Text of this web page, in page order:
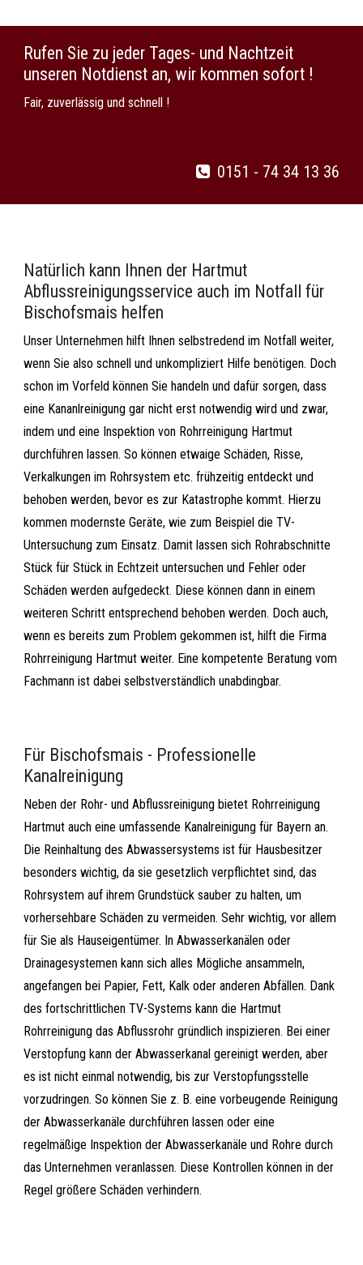
Rufen Sie zu jeder Tages- und Nachtzeit
unseren Notdienst an, wir kommen sofort !
Fair, zuverlässig und schnell !
0151 - 74 34 13 36
Natürlich kann Ihnen der Hartmut
Abflussreinigungsservice auch im Notfall für
Bischofsmais helfen
Unser Unternehmen hilft Ihnen selbstredend im Notfall weiter,
wenn Sie also schnell und unkompliziert Hilfe benötigen. Doch
schon im Vorfeld können Sie handeln und dafür sorgen, dass
eine Kananlreinigung gar nicht erst notwendig wird und zwar,
indem und eine Inspektion von Rohrreinigung Hartmut
durchführen lassen. So können etwaige Schäden, Risse,
Verkalkungen im Rohrsystem etc. frühzeitig entdeckt und
behoben werden, bevor es zur Katastrophe kommt. Hierzu
kommen modernste Geräte, wie zum Beispiel die TV-
Untersuchung zum Einsatz. Damit lassen sich Rohrabschnitte
Stück für Stück in Echtzeit untersuchen und Fehler oder
Schäden werden aufgedeckt. Diese können dann in einem
weiteren Schritt entsprechend behoben werden. Doch auch,
wenn es bereits zum Problem gekommen ist, hilft die Firma
Rohrreinigung Hartmut weiter. Eine kompetente Beratung vom
Fachmann ist dabei selbstverständlich unabdingbar.
Für Bischofsmais - Professionelle
Kanalreinigung
Neben der Rohr- und Abflussreinigung bietet Rohrreinigung
Hartmut auch eine umfassende Kanalreinigung für Bayern an.
Die Reinhaltung des Abwassersystems ist für Hausbesitzer
besonders wichtig, da sie gesetzlich verpflichtet sind, das
Rohrsystem auf ihrem Grundstück sauber zu halten, um
vorhersehbare Schäden zu vermeiden. Sehr wichtig, vor allem
für Sie als Hauseigentümer. In Abwasserkanälen oder
Drainagesystemen kann sich alles Mögliche ansammeln,
angefangen bei Papier, Fett, Kalk oder anderen Abfällen. Dank
des fortschrittlichen TV-Systems kann die Hartmut
Rohrreinigung das Abflussrohr gründlich inspizieren. Bei einer
Verstopfung kann der Abwasserkanal gereinigt werden, aber
es ist nicht einmal notwendig, bis zur Verstopfungsstelle
vorzudringen. So können Sie z. B. eine vorbeugende Reinigung
der Abwasserkanäle durchführen lassen oder eine
regelmäßige Inspektion der Abwasserkanäle und Rohre durch
das Unternehmen veranlassen. Diese Kontrollen können in der
Regel größere Schäden verhindern.